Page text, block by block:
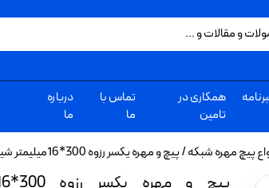
همکاری در
تامین
تماس با
ما
درباره
ما
پیچ مهره شبکه/ پیچ و مهره یکسر رزوه 300*16میلیمتر شیلگان(p)